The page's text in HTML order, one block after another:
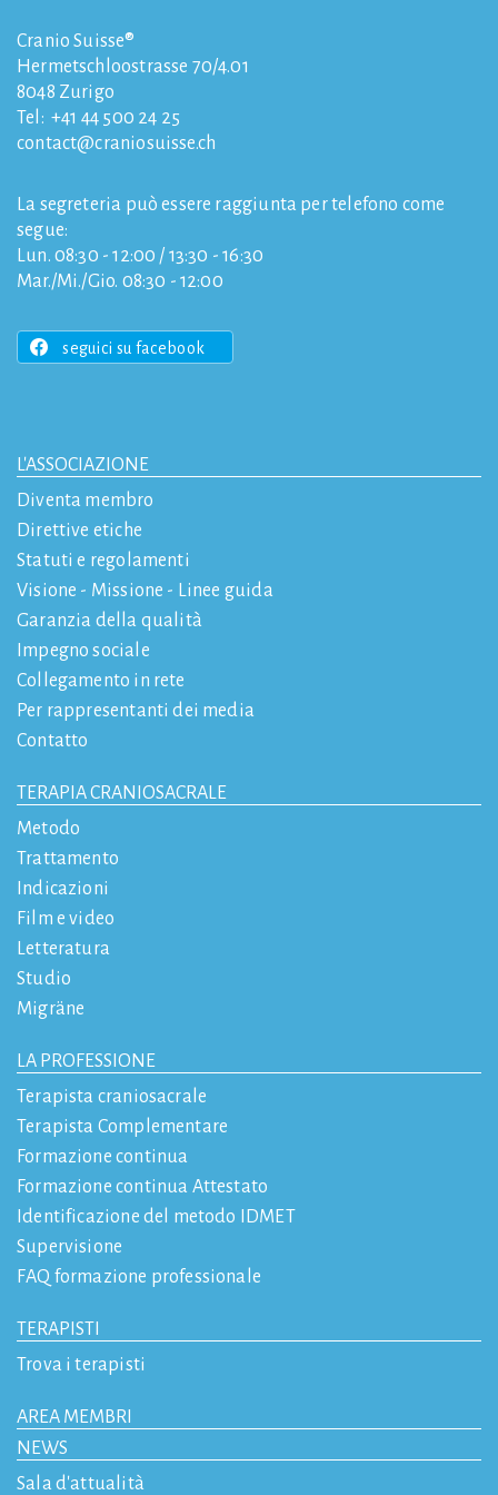
Cranio Suisse®
Hermetschloostrasse 70/4.01
8048 Zurigo
Tel: +41 44 500 24 25
contact
craniosuisse.ch
La segreteria può essere raggiunta per telefono come
segue:
Lun. 08:30 - 12:00 / 13:30 - 16:30
Mar./Mi./Gio. 08:30 - 12:00
seguici su facebook
L'ASSOCIAZIONE
Diventa membro
Direttive etiche
Statuti e regolamenti
Visione - Missione - Linee guida
Garanzia della qualità
Impegno sociale
Collegamento in rete
Per rappresentanti dei media
Contatto
TERAPIA CRANIOSACRALE
Metodo
Trattamento
Indicazioni
Film e video
Letteratura
Studio
Migräne
LA PROFESSIONE
Terapista craniosacrale
Terapista Complementare
Formazione continua
Formazione continua Attestato
Identificazione del metodo IDMET
Supervisione
FAQ formazione professionale
TERAPISTI
Trova i terapisti
AREA MEMBRI
NEWS
Sala d'attualità